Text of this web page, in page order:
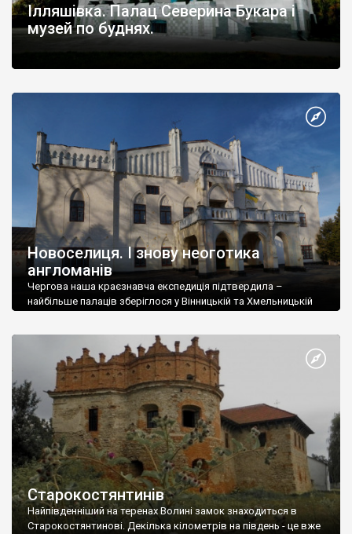
Ілляшівка. Палац Северина Букара і
музей по буднях.
Новоселиця. І знову неоготика
англоманів
Чергова наша краєзнавча експедиція підтвердила –
найбільше палаців зберіглося у Вінницькій та Хмельницькій
Старокостянтинів
Найпівденніший на теренах Волині замок знаходиться в
Старокостянтинові. Декілька кілометрів на південь - це вже